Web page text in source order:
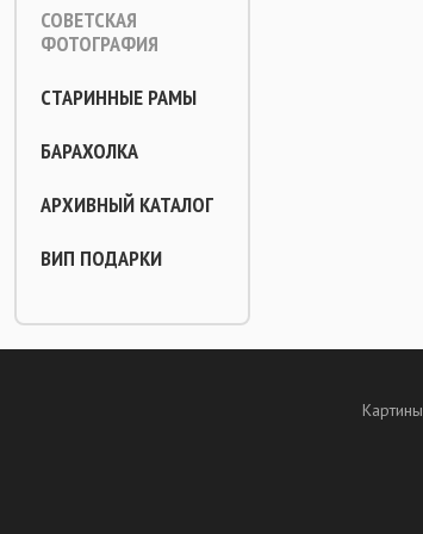
СОВЕТСКАЯ
ФОТОГРАФИЯ
СТАРИННЫЕ РАМЫ
БАРАХОЛКА
АРХИВНЫЙ КАТАЛОГ
ВИП ПОДАРКИ
Картины